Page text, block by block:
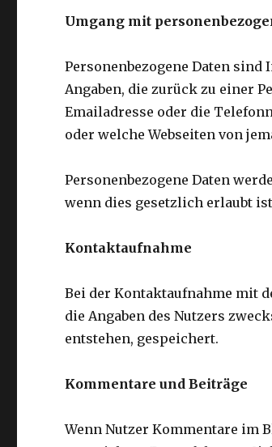
Umgang mit
Personenbezogene Daten
Angaben, die zurück zu einer
Emailadresse oder die
oder welche Webseiten von
Personenbezogene Daten
wenn dies gesetzlich erlaubt
Kontaktaufnahme
Bei der Kontaktaufnahme mit
die Angaben des Nutzers
entstehen, gespeichert.
Kommentare und Beiträge
Wenn Nutzer Kommentare im